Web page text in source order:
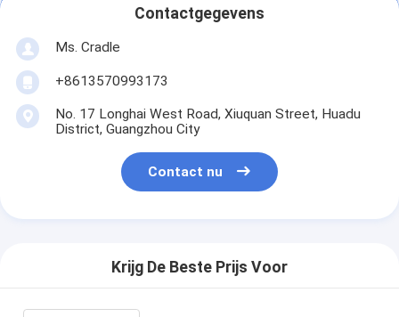
Contactgegevens
Ms. Cradle
+8613570993173
No. 17 Longhai West Road, Xiuquan Street, Huadu
District, Guangzhou City
Contact nu
Krijg De Beste Prijs Voor